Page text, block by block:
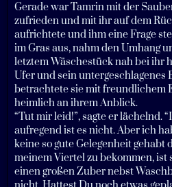
Gerade war Tamrin mit der
zufrieden und mit ihr auf dem
aufrichtete und ihm eine Frage
im Gras aus, nahm den Umhang
letztem Wäschestück nah bei ihr
Ufer und sein untergeschlagenes
betrachtete sie mit freundlichem
heimlich an ihrem Anblick.
“Tut mir leid!”, sagte er lächelnd.
aufregend ist es nicht. Aber ich
keine so gute Gelegenheit gehabt
meinem Viertel zu bekommen, ist
einen großen Zuber nebst